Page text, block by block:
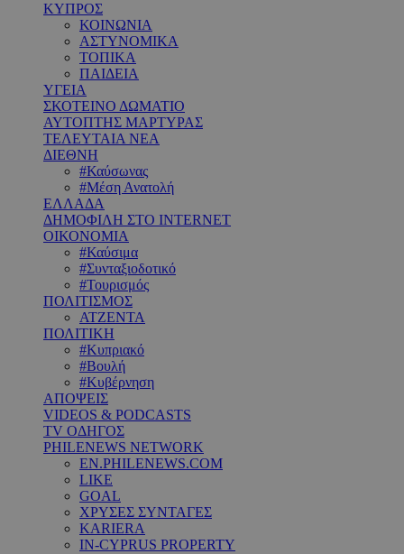
ΚΥΠΡΟΣ
ΚΟΙΝΩΝΙΑ
ΑΣΤΥΝΟΜΙΚΑ
ΤΟΠΙΚΑ
ΠΑΙΔΕΙΑ
ΥΓΕΙΑ
ΣΚΟΤΕΙΝΟ ΔΩΜΑΤΙΟ
ΑΥΤΟΠΤΗΣ ΜΑΡΤΥΡΑΣ
ΤΕΛΕΥΤΑΙΑ ΝΕΑ
ΔΙΕΘΝΗ
#Καύσωνας
#Μέση Ανατολή
ΕΛΛΑΔΑ
ΔΗΜΟΦΙΛΗ ΣΤΟ INTERNET
ΟΙΚΟΝΟΜΙΑ
#Καύσιμα
#Συνταξιοδοτικό
#Τουρισμός
ΠΟΛΙΤΙΣΜΟΣ
ΑΤΖΕΝΤΑ
ΠΟΛΙΤΙΚΗ
#Κυπριακό
#Βουλή
#Κυβέρνηση
ΑΠΟΨΕΙΣ
VIDEOS & PODCASTS
TV ΟΔΗΓΟΣ
PHILENEWS NETWORK
EN.PHILENEWS.COM
LIKE
GOAL
ΧΡΥΣΕΣ ΣΥΝΤΑΓΕΣ
KARIERA
IN-CYPRUS PROPERTY